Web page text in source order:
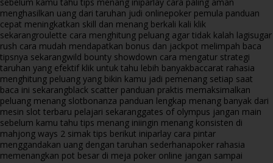
menghasilkan uang dari taruhan judi onlinepoker pemula panduan
cepat meningkatkan skill dan menang berkali kali klik
sekarangroulette cara menghitung peluang agar tidak kalah lagisugar
rush cara mudah mendapatkan bonus dan jackpot melimpah baca
tipsnya sekarangwild bounty showdown cara mengatur strategi
taruhan yang efektif klik untuk tahu lebih banyakbaccarat rahasia
menghitung peluang yang bikin kamu jadi pemenang setiap saat
baca ini sekarangblack scatter panduan praktis memaksimalkan
peluang menang slotbonanza panduan lengkap menang banyak dari
mesin slot terbaru pelajari sekaranggates of olympus jangan main
sebelum kamu tahu tips menang iniingin menang konsisten di
mahjong ways 2 simak tips berikut iniparlay cara pintar
menggandakan uang dengan taruhan sederhanapoker rahasia
memenangkan pot besar di meja poker online jangan sampai